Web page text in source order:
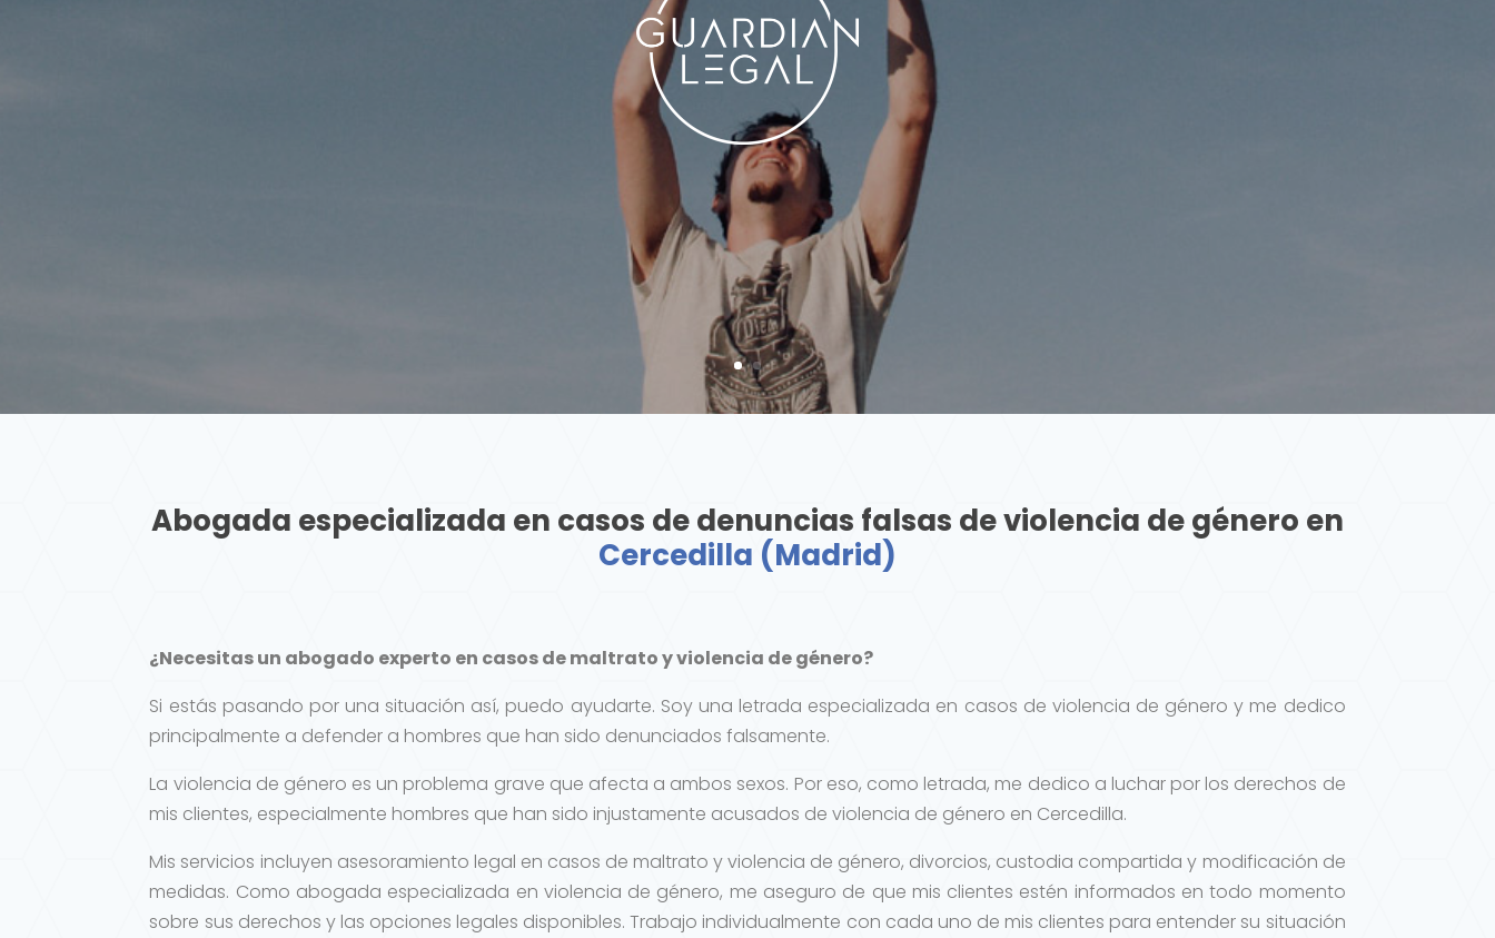
Abogada especializada en casos de denuncias falsas de violencia de género en
Cercedilla (Madrid)
¿Necesitas un abogado experto en casos de maltrato y violencia de género?
Si estás pasando por una situación así, puedo ayudarte. Soy una letrada especializada en casos de violencia de género y me dedico
principalmente a defender a hombres que han sido denunciados falsamente.
La violencia de género es un problema grave que afecta a ambos sexos. Por eso, como letrada, me dedico a luchar por los derechos de
mis clientes, especialmente hombres que han sido injustamente acusados de violencia de género en Cercedilla.
Mis servicios incluyen asesoramiento legal en casos de maltrato y violencia de género, divorcios, custodia compartida y modificación de
medidas. Como abogada especializada en violencia de género, me aseguro de que mis clientes estén informados en todo momento
sobre sus derechos y las opciones legales disponibles. Trabajo individualmente con cada uno de mis clientes para entender su situación